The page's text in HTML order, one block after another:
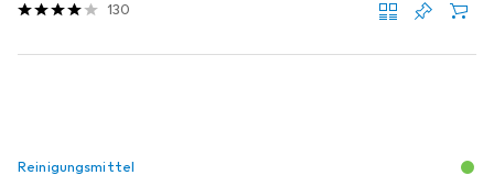
130
Reinigungsmittel